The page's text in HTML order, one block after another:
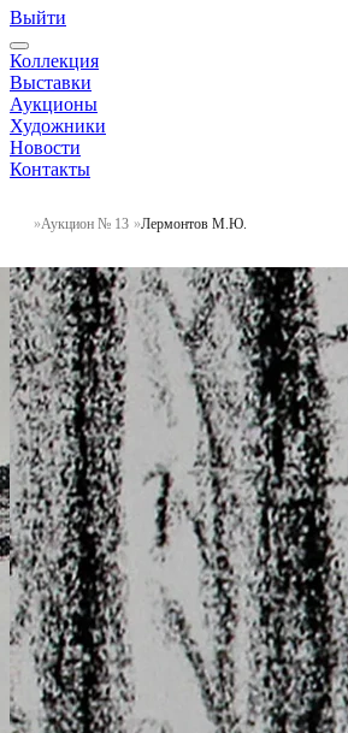
Выйти
Коллекция
Выставки
Аукционы
Художники
Новости
Контакты
Аукцион № 13 Лермонтов М.Ю.